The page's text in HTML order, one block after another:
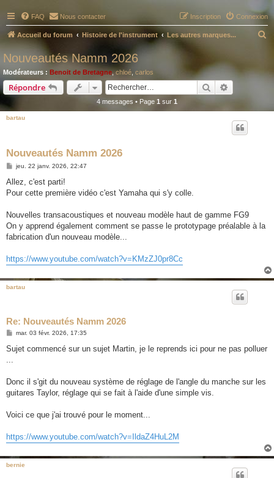
FAQ Nous contacter Connexion
Inscription
Accueil du forum Histoire de l'instrument Les autres marques...
Nouveautés Namm 2026
Modérateurs : Benoit de Bretagne,chloé carlos
Répondre Rechercher
4 messages • Page 1 sur 1
bartau
Nouveautés Namm 2026
M
s
a
jeu. 22 janv. 2026, 22:47
Allez, c'est parti!
Pour cette première vidéo c'est Yamaha qui s'y colle.
Nouvelles transacoustiques et nouveau modèle haut de gamme FG9
On y apprend également comment se passe le prototypage préalable à la
fabrication d'un nouveau modèle...
https://www.youtube.com/watch?v=KMzZJ0pr8Cc
bartau
Re: Nouveautés Namm 2026
M
s
s
mar. 03 févr. 2026, 17:35
Sujet commencé sur un sujet Martin, je le reprends ici pour ne pas polluer
...
Donc il s'git du nouveau système de réglage de l'angle du manche sur les
guitares Taylor, réglage qui se fait à l'aide d'une simple vis.
Voici ce que j'ai trouvé pour le moment...
https://www.youtube.com/watch?v=IldaZ4HuL2M
bernie